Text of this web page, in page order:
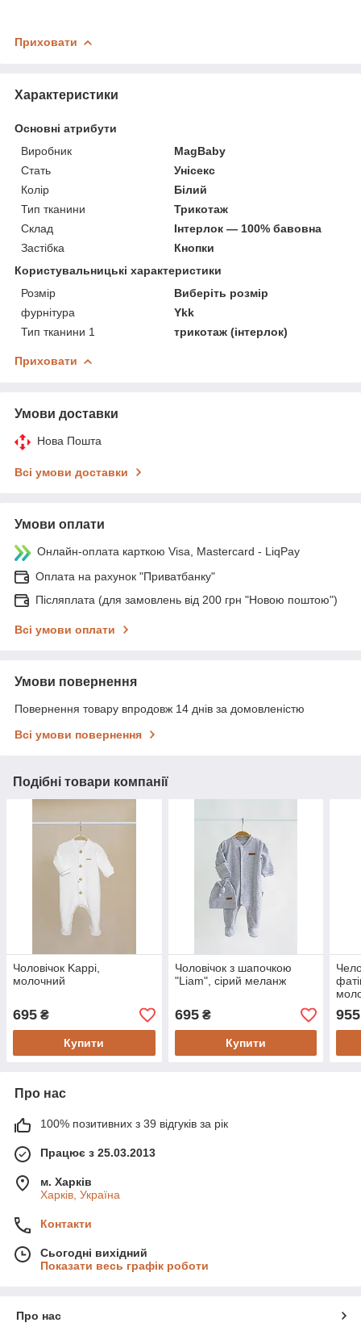
Приховати
Характеристики
Основні атрибути
Виробник
MagBaby
Стать
Унісекс
Колір
Білий
Тип тканини
Трикотаж
Склад
Інтерлок — 100% бавовна
Застібка
Кнопки
Користувальницькі характеристики
Розмір
Виберіть розмір
фурнітура
Ykk
Тип тканини 1
трикотаж (інтерлок)
Приховати
Умови доставки
Нова Пошта
Всі умови доставки
Умови оплати
Онлайн-оплата карткою Visa, Mastercard - LiqPay
Оплата на рахунок "Приватбанку"
Післяплата (для замовлень від 200 грн "Новою поштою")
Всі умови оплати
Умови повернення
Повернення товару впродовж 14 днів за домовленістю
Всі умови повернення
Подібні товари компанії
Чоловічок Kappi,
молочний
695 ₴
Купити
Чоловічок з шапочкою
"Liam", сірий меланж
695₴
Купити
955
Про нас
100% позитивних з 39 відгуків за рік
Працює з 25.03.2013
м. Харків
Харків, Україна
Контакти
Сьогодні вихідний
Показати весь графік роботи
Про нас